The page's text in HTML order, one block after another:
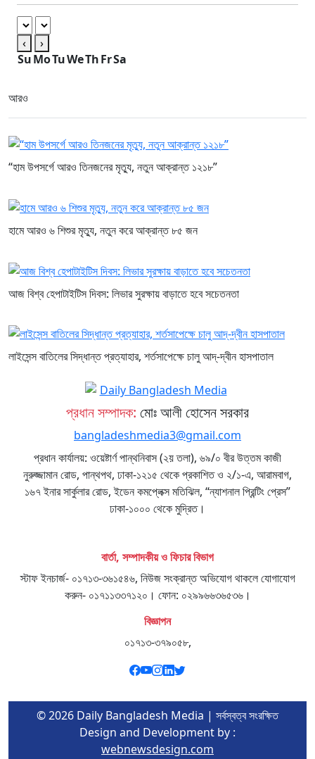
‹
›
SuMoTuWeThFrSa
আরও
“হাম উপসর্গে আরও তিনজনের মৃত্যু, নতুন আক্রান্ত ১২১৮”
হামে আরও ৬ শিশুর মৃত্যু, নতুন করে আক্রান্ত ৮৫ জন
আজ বিশ্ব হেপাটাইটিস দিবস: লিভার সুরক্ষায় বাড়াতে হবে সচেতনতা
লাইসেন্স বাতিলের সিদ্ধান্ত প্রত্যাহার, শর্তসাপেক্ষে চালু আদ্-দ্বীন হাসপাতাল
প্রধান সম্পাদক: মোঃ আলী হোসেন সরকার
bangladeshmedia3@gmail.com
প্রধান কার্যালয়: ওয়েষ্টার্ণ পান্থনিবাস (২য় তলা), ৬৯/০ বীর উত্তম কাজী
নুরুজ্জামান রোড, পান্থপথ, ঢাকা-১২১৫ থেকে প্রকাশিত ও ২/১-এ, আরামবাগ,
১৬৭ ইনার সার্কুলার রোড, ইডেন কমপ্লেক্স মতিঝিল, “ন্যাশনাল প্রিন্টিং প্রেস”
ঢাকা-১০০০ থেকে মুদ্রিত।
বার্তা, সম্পাদকীয় ও ফিচার বিভাগ
স্টাফ ইনচার্জ- ০১৭১৩-৩৬১৫৪৬, নিউজ সংক্রান্ত অভিযোগ থাকলে যোগাযোগ
করুন- ০১৭১১৩৩৭১২০। ফোন: ০২৯৯৬৬৩৬৫৩৬।
বিজ্ঞাপন
০১৭১৩-৩৭৯০৫৮,
© 2026 Daily Bangladesh Media | সর্বস্বত্ব সংরক্ষিত
Design and Development by :
webnewsdesign.com